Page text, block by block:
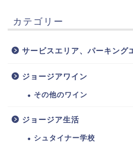
カテゴリー
サービスエリア、パーキング
ジョージアワイン
その他のワイン
ジョージア生活
シュタイナー学校